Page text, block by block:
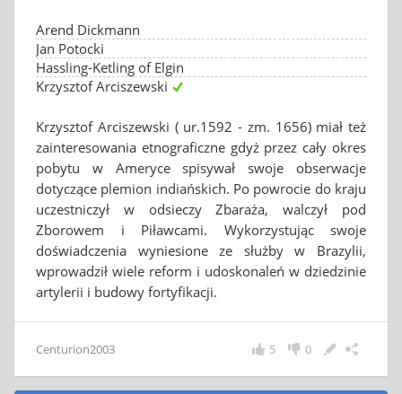
Arend Dickmann
Jan Potocki
Hassling-Ketling of Elgin
Krzysztof Arciszewski
Krzysztof Arciszewski ( ur.1592 - zm. 1656) miał też
zainteresowania etnograficzne gdyż przez cały okres
pobytu w Ameryce spisywał swoje obserwacje
dotyczące plemion indiańskich. Po powrocie do kraju
uczestniczył w odsieczy Zbaraża, walczył pod
Zborowem i Piławcami. Wykorzystując swoje
doświadczenia wyniesione ze służby w Brazylii,
wprowadził wiele reform i udoskonaleń w dziedzinie
artylerii i budowy fortyfikacji.
Centurion2003 0
5